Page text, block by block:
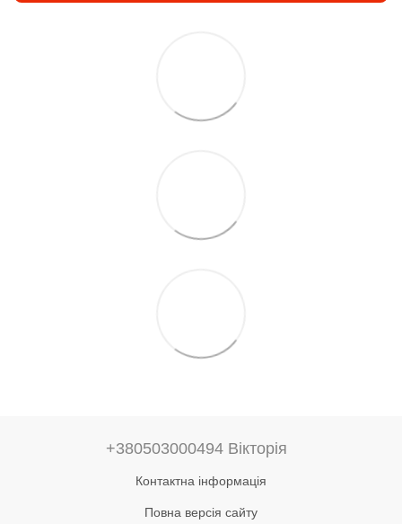
+380503000494 Вікторія
Контактна інформація
Повна версія сайту